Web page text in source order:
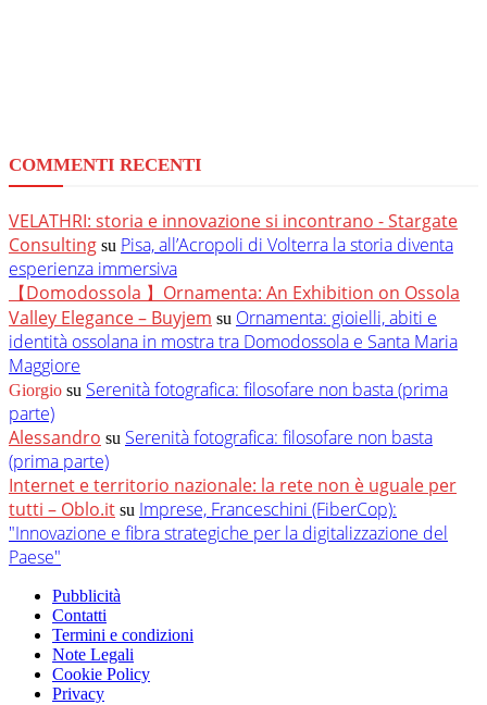
COMMENTI RECENTI
VELATHRI: storia e innovazione si incontrano - Stargate
Consulting su Pisa, all’Acropoli di Volterra la storia diventa
esperienza immersiva
【Domodossola 】Ornamenta: An Exhibition on Ossola
Valley Elegance – Buyjem su Ornamenta: gioielli, abiti e
identità ossolana in mostra tra Domodossola e Santa Maria
Maggiore
Giorgio su Serenità fotografica: filosofare non basta (prima
parte)
Alessandro su Serenità fotografica: filosofare non basta
(prima parte)
Internet e territorio nazionale: la rete non è uguale per
tutti – Oblo.it su Imprese, Franceschini (FiberCop):
"Innovazione e fibra strategiche per la digitalizzazione del
Paese"
Pubblicità
Contatti
Termini e condizioni
Note Legali
Cookie Policy
Privacy